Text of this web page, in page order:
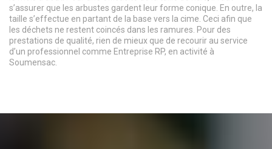
s’assurer que les arbustes gardent leur forme conique. En outre, la
taille s’effectue en partant de la base vers la cime. Ceci afin que
les déchets ne restent coincés dans les ramures. Pour des
prestations de qualité, rien de mieux que de recourir au service
d’un professionnel comme Entreprise RP, en activité à
Soumensac.